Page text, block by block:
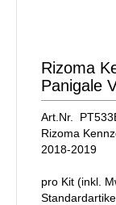
Rizoma
Panigale
Art.Nr.
Rizoma
2018-2019
pro Kit (inkl.